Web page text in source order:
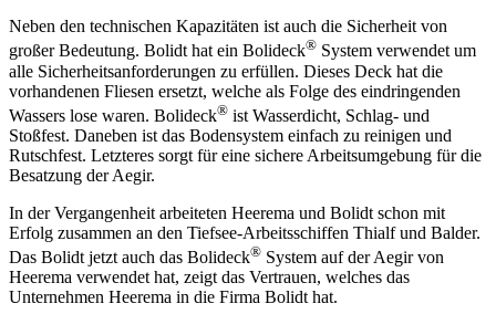
Neben den technischen Kapazitäten ist auch die Sicherheit von
großer Bedeutung. Bolidt hat ein Bolideck® System verwendet um
alle Sicherheitsanforderungen zu erfüllen. Dieses Deck hat die
vorhandenen Fliesen ersetzt, welche als Folge des eindringenden
Wassers lose waren. Bolideck® ist Wasserdicht, Schlag- und
Stoßfest. Daneben ist das Bodensystem einfach zu reinigen und
Rutschfest. Letzteres sorgt für eine sichere Arbeitsumgebung für die
Besatzung der Aegir.
In der Vergangenheit arbeiteten Heerema und Bolidt schon mit
Erfolg zusammen an den Tiefsee-Arbeitsschiffen Thialf und Balder.
Das Bolidt jetzt auch das Bolideck® System auf der Aegir von
Heerema verwendet hat, zeigt das Vertrauen, welches das
Unternehmen Heerema in die Firma Bolidt hat.